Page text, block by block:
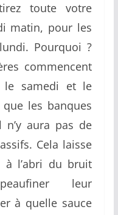
toute votre
matin, pour les
Pourquoi ?
commencent
le samedi et le
les banques
aura pas de
Cela laisse
à l’abri du bruit
leur
à quelle sauce